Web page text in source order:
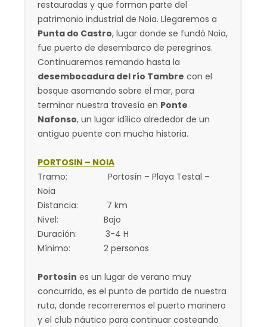
restauradas y que forman parte del
patrimonio industrial de Noia. Llegaremos a
Punta do Castro, lugar donde se fundó Noia,
fue puerto de desembarco de peregrinos.
Continuaremos remando hasta la
desembocadura del río Tambre con el
bosque asomando sobre el mar, para
terminar nuestra travesía en Ponte
Nafonso, un lugar idílico alrededor de un
antiguo puente con mucha historia.
PORTOSIN – NOIA
Tramo: Portosín – Playa Testal –
Noia
Distancia: 7 km
Nivel: Bajo
Duración: 3-4 H
Mínimo: 2 personas
Portosín es un lugar de verano muy
concurrido, es el punto de partida de nuestra
ruta, donde recorreremos el puerto marinero
y el club náutico para continuar costeando